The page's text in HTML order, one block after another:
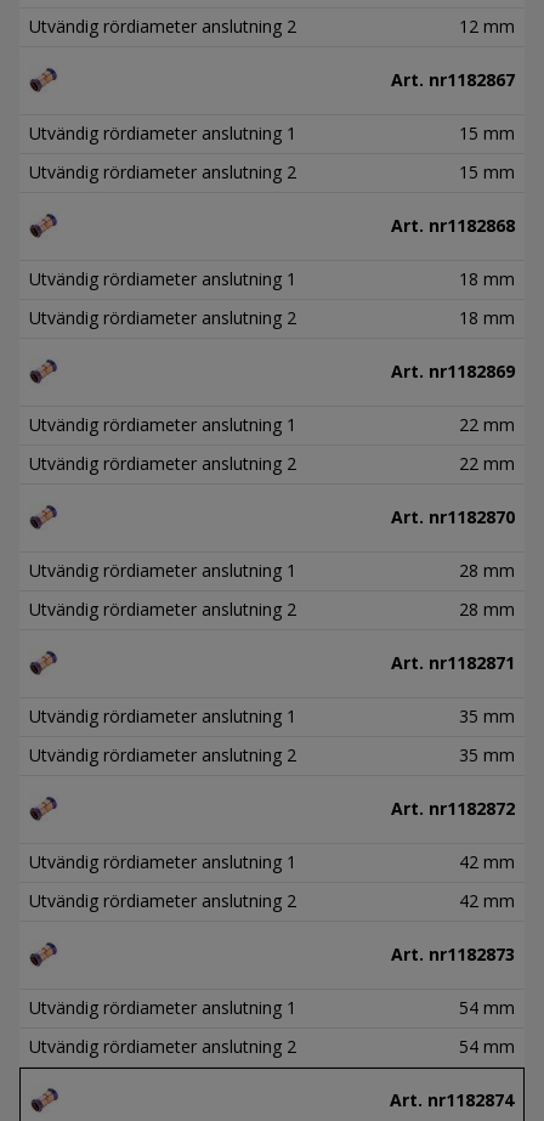
Utvändig rördiameter anslutning 2
12 mm
Art. nr1182867
Utvändig rördiameter anslutning 1
15 mm
Utvändig rördiameter anslutning 2
15 mm
Art. nr1182868
Utvändig rördiameter anslutning 1
18 mm
Utvändig rördiameter anslutning 2
18 mm
Art. nr1182869
Utvändig rördiameter anslutning 1
22 mm
Utvändig rördiameter anslutning 2
22 mm
Art. nr1182870
Utvändig rördiameter anslutning 1
28 mm
Utvändig rördiameter anslutning 2
28 mm
Art. nr1182871
Utvändig rördiameter anslutning 1
35 mm
Utvändig rördiameter anslutning 2
35 mm
Art. nr1182872
Utvändig rördiameter anslutning 1
42 mm
Utvändig rördiameter anslutning 2
42 mm
Art. nr1182873
Utvändig rördiameter anslutning 1
54 mm
Utvändig rördiameter anslutning 2
54 mm
Art. nr1182874